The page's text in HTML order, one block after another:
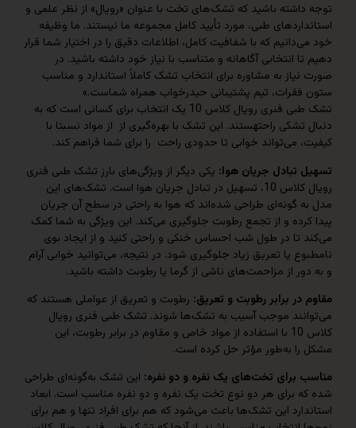
باشید که تشک‌های تخت با عنوان «رویال» از نظر علمی و
طبی، مورد تأیید کامل مجموعه ما نیستند. ما وظیفه
که با شفافیت کامل، اطلاعات دقیق را در اختیار شما قرار
انتخابی آگاهانه و متناسب با نیاز خود داشته باشید. در
به مشاوره برای انتخاب تشک کاملاً استاندارد و مناسب
تیم پشتیبانی حیدرخواب همراه شماست.»
تشک طبی فنری رویال کلاس 10 یک انتخاب‌ برای کسانی است که به
راحتهستند. این تشک با بهره‌گیری از از مواد نسبتا با
می‌تواند خوابی تا حدودی راحت را برای شما فراهم کند.
جریان هوا: یکی دیگر از ویژگی‌های بارز تشک طبی فنری
رویال کلاس 10، تسهیل در تبادل جریان هوا است. تشک‌های این
گونه‌ای طراحی شده‌اند که هوا به راحتی در سطح آن جریان
و از تجمع رطوبت جلوگیری می‌کند. این ویژگی به شما کمک
در طول شب احساس خنکی و راحتی کنید و از ایجاد بوی
یا تعریق زیاد جلوگیری شود. در نتیجه، می‌توانید خوابی آرام
از مزاحمت‌های ناشی از گرما یا رطوبت داشته باشید.
برابر رطوبت و تعریق:رطوبت و تعریق از عواملی هستند که
موجب آسیب به تشک‌ها شوند. تشک طبی فنری رویال
کلاس 10 با استفاده از مواد خاص و مقاوم در برابر رطوبت، این
به‌طور مؤثر حل کرده است.
تخت‌های یک نفره و دو نفره:این تشک به‌گونه‌ای طراحی
برای هر دو نوع تخت یک نفره و دو نفره مناسب است. ابعاد
این تشک‌ها باعث می‌شود که هم برای افراد تنها و هم برای